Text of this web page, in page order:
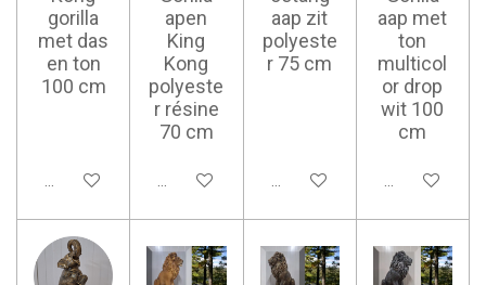
gorilla
met das
en ton
100 cm
Ajouter au panier
apen
King
Kong
polyeste
r résine
70 cm
Ajouter au panier
aap zit
polyeste
r 75 cm
Ajouter au panier
aap met
ton
multicol
or drop
wit 100
cm
Ajouter au